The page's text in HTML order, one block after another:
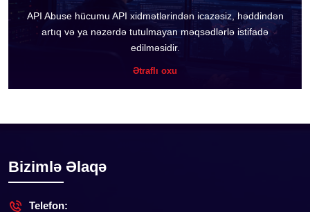
API Abuse hücumu API xidmətlərindən icazəsiz, həddindən
artıq və ya nəzərdə tutulmayan məqsədlərlə istifadə
edilməsidir.
Ətraflı oxu
Bizimlə Əlaqə
Telefon: